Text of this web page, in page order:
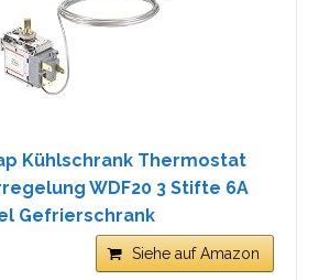
Kühlschrank Thermostat
WDF20 3 Stifte 6A
Gefrierschrank
Siehe auf Amazon